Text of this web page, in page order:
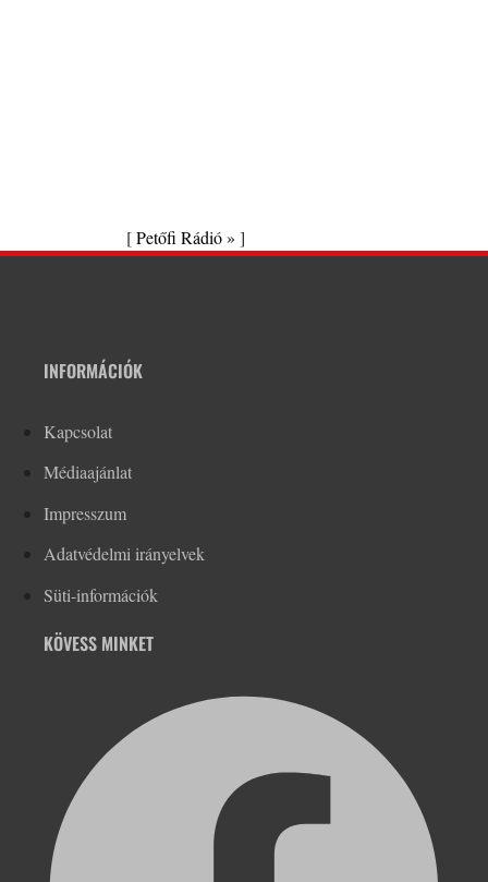
[Petőfi Rádió » ]
INFORMÁCIÓK
Kapcsolat
Médiaajánlat
Impresszum
Adatvédelmi irányelvek
Süti-információk
KÖVESS MINKET